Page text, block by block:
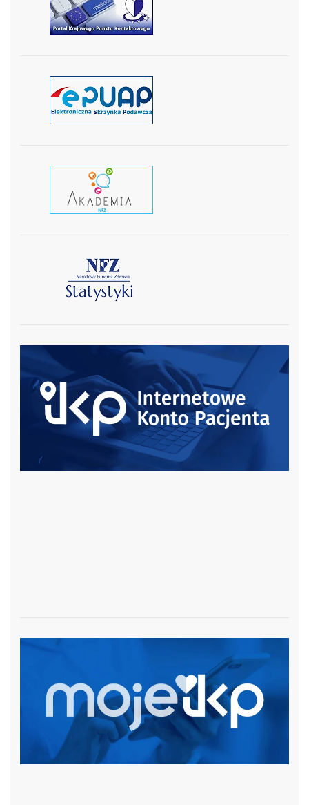
czytaj więcej
czytaj więcej
czytaj więcej
czytaj więcej
czytaj więcej